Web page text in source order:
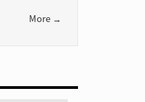
More →